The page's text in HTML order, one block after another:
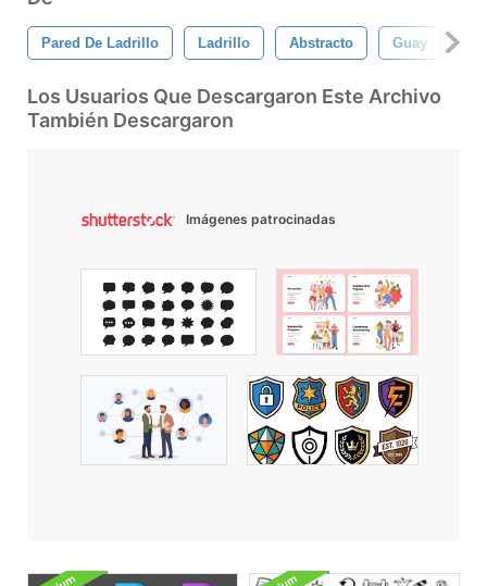
Pared De Ladrillo Ladrillo Abstracto Guay
Los Usuarios Que Descargaron Este Archivo
También Descargaron
Imágenes patrocinadas